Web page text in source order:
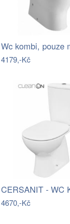
4179,-Kč
4670,-Kč